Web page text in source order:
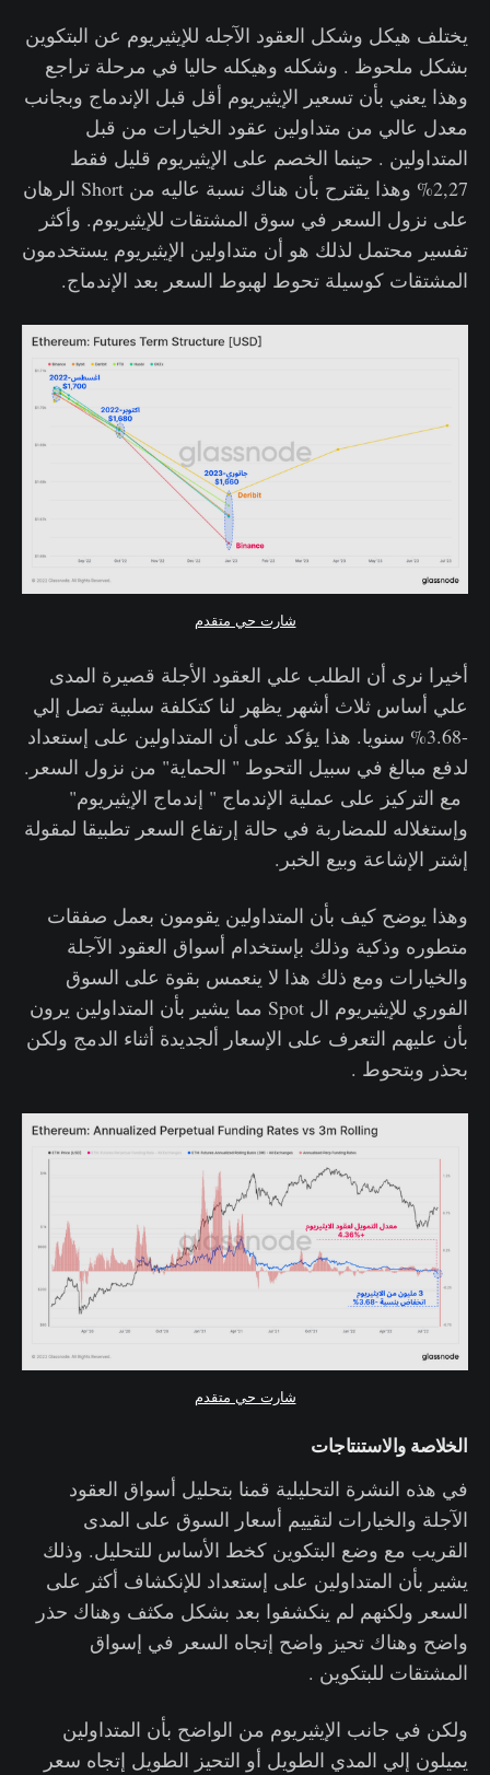
يختلف هيكل وشكل العقود الآجله للإيثيريوم عن البتكوين
بشكل ملحوظ . وشكله وهيكله حاليا في مرحلة تراجع
وهذا يعني بأن تسعير الإيثيريوم أقل قبل الإندماج وبجانب
معدل عالي من متداولين عقود الخيارات من قبل
المتداولين . حينما الخصم على الإيثيريوم قليل فقط
2,27% وهذا يقترح بأن هناك نسبة عاليه من Short الرهان
على نزول السعر في سوق المشتقات للإيثيريوم. وأكثر
تفسير محتمل لذلك هو أن متداولين الإيثيريوم يستخدمون
المشتقات كوسيلة تحوط لهبوط السعر بعد الإندماج.
شارت حي متقدم
أخيرا نرى أن الطلب علي العقود الأجلة قصيرة المدى
علي أساس ثلاث أشهر يظهر لنا كتكلفة سلبية تصل إلي
-3.68% سنويا. هذا يؤكد على أن المتداولين على إستعداد
لدفع مبالغ في سبيل التحوط " الحماية" من نزول السعر.
مع التركيز على عملية الإندماج " إندماج الإيثيريوم"
وإستغلاله للمضاربة في حالة إرتفاع السعر تطبيقا لمقولة
إشتر الإشاعة وبيع الخبر.
وهذا يوضح كيف بأن المتداولين يقومون بعمل صفقات
متطوره وذكية وذلك بإستخدام أسواق العقود الآجلة
والخيارات ومع ذلك هذا لا ينعمس بقوة على السوق
الفوري للإيثيريوم ال Spot مما يشير بأن المتداولين يرون
بأن عليهم التعرف على الإسعار ألجديدة أثناء الدمج ولكن
بحذر وبتحوط .
شارت حي متقدم
الخلاصة والاستنتاجات
في هذه النشرة التحليلية قمنا بتحليل أسواق العقود
الآجلة والخيارات لتقييم أسعار السوق على المدى
القريب مع وضع البتكوين كخط الأساس للتحليل. وذلك
يشير بأن المتداولين على إستعداد للإنكشاف أكثر على
السعر ولكنهم لم ينكشفوا بعد بشكل مكثف وهناك حذر
واضح وهناك تحيز واضح إتجاه السعر في إسواق
المشتقات للبتكوين .
ولكن في جانب الإيثيريوم من الواضح بأن المتداولين
يميلون إلي المدي الطويل أو التحيز الطويل إتجاه سعر